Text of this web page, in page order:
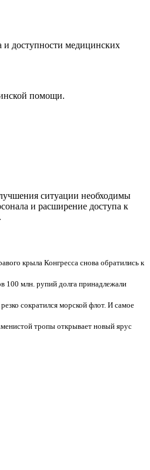
и доступности медицинских
помощи.
ситуации необходимы
и расширение доступа к
крыла Конгресса снова обратились к
100 млн. рупий долга принадлежали
сократился морской флот. И самое
тропы открывает новый ярус